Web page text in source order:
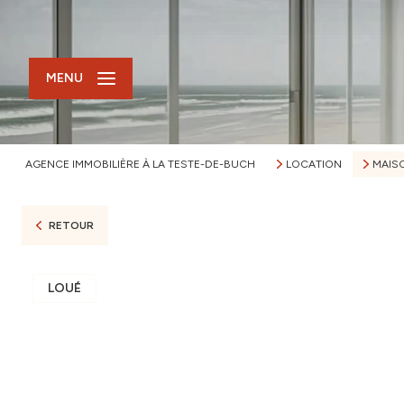
MENU
AGENCE IMMOBILIÈRE À LA TESTE-DE-BUCH LOCATION
RETOUR
LOUÉ